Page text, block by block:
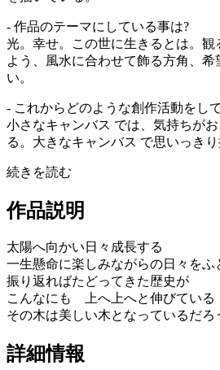
- 作品のテーマにしている事は?
光。幸せ。この世に生きるとは。観
よう、風水に合わせて飾る方角、
い。
- これからどのような創作活動をし
小さなキャンバス では、気持ちが
る。大きなキャンバス で思いっきり
続きを読む
作品説明
太陽へ向かい日々成長する
一生懸命に楽しみながらの日々をふ
振り返ればたどってきた歴史が
こんなにも 上へ上へと伸びている
その木は美しい木となっているだろ
詳細情報